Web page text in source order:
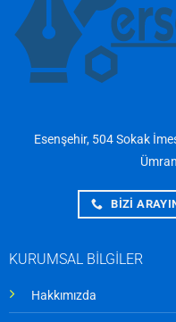
Esenşehir, 504 Sokak
BİZİ
KURUMSAL BİLGİLER
Hakkımızda